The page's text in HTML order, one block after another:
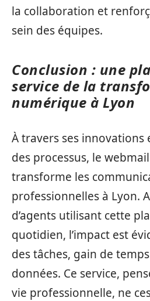
la collaboration et
sein des équipes.
Conclusion : une
service de la
numérique à Lyon
À travers ses innovations
des processus, le webmail
transforme les
professionnelles à Lyon.
d’agents utilisant cette
quotidien, l’impact est
des tâches, gain de
données. Ce service,
vie professionnelle, ne